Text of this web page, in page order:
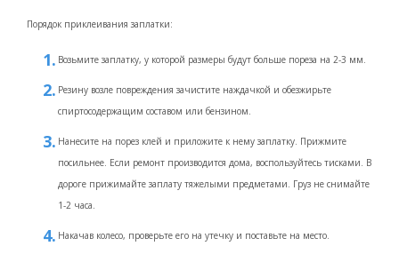
Порядок приклеивания заплатки:
Возьмите заплатку, у которой размеры будут больше пореза на 2-3 мм.
Резину возле повреждения зачистите наждачкой и обезжирьте
спиртосодержащим составом или бензином.
Нанесите на порез клей и приложите к нему заплатку. Прижмите
посильнее. Если ремонт производится дома, воспользуйтесь тисками. В
дороге прижимайте заплату тяжелыми предметами. Груз не снимайте
1-2 часа.
Накачав колесо, проверьте его на утечку и поставьте на место.